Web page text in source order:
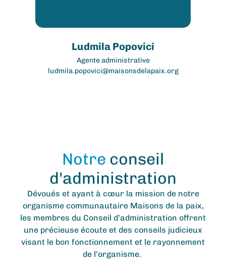
Ludmila Popovici
Agente administrative
ludmila.popovici@maisonsdelapaix.org
Notre conseil
d'administration
Dévoués et ayant à cœurla mission de notre
organisme communautaire Maisons de la paix,
les membres du Conseil d’administration offrent
une précieuse écoute et des conseils judicieux
visant le bon fonctionnement et le rayonnement
de l’organisme.